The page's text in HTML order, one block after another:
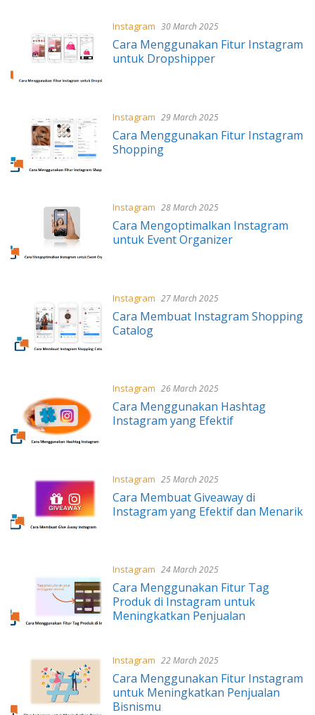
Instagram 30 March 2025
Cara Menggunakan Fitur Instagram
untuk Dropshipper
Instagram 29 March 2025
Cara Menggunakan Fitur Instagram
Shopping
Instagram 28 March 2025
Cara Mengoptimalkan Instagram
untuk Event Organizer
Instagram 27 March 2025
Cara Membuat Instagram Shopping
Catalog
Instagram 26 March 2025
Cara Menggunakan Hashtag
Instagram yang Efektif
Instagram 25 March 2025
Cara Membuat Giveaway di
Instagram yang Efektif dan Menarik
Instagram 24 March 2025
Cara Menggunakan Fitur Tag
Produk di Instagram untuk
Meningkatkan Penjualan
Instagram 22 March 2025
Cara Menggunakan Fitur Instagram
untuk Meningkatkan Penjualan
Bisnismu